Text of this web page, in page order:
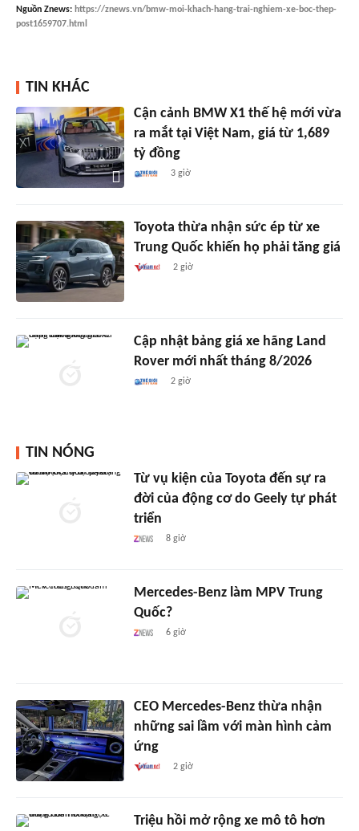
Nguồn Znews: https://znews.vn/bmw-moi-khach-hang-trai-nghiem-xe-boc-thep-
post1659707.html
TIN KHÁC
Cận cảnh BMW X1 thế hệ mới vừa
ra mắt tại Việt Nam, giá từ 1,689
tỷ đồng
3 giờ
Toyota thừa nhận sức ép từ xe
Trung Quốc khiến họ phải tăng giá
2 giờ
Cập nhật bảng giá xe hãng Land
Rover mới nhất tháng 8/2026
2 giờ
TIN NÓNG
Từ vụ kiện của Toyota đến sự ra
đời của động cơ do Geely tự phát
triển
8 giờ
Mercedes-Benz làm MPV Trung
Quốc?
6 giờ
CEO Mercedes-Benz thừa nhận
những sai lầm với màn hình cảm
ứng
2 giờ
Triệu hồi mở rộng xe mô tô hơn